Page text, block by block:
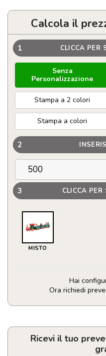
Calcola il
1 CLICCA PER
Senza
Personalizzazione
Stampa a 2 colori
Stampa a colori
2
3 CLICCA PER
MISTO
Hai
Ora richiedi
Decorazione
legno
Ricevi il tuo